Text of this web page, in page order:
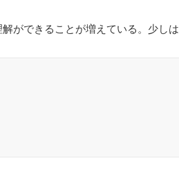
ができることが増えている。少しは